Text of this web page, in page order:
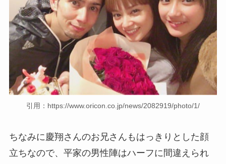
引用：https://www.oricon.co.jp/news/2082919/photo/1/
ちなみに慶翔さんのお兄さんもはっきりとした顔
立ちなので、平家の男性陣はハーフに間違えられ